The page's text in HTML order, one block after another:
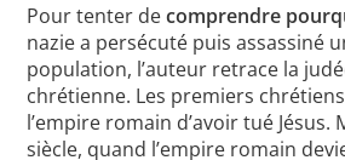
Pour tenter decomprendre
nazie a persécuté puis assassiné
population, l’auteur retrace la
chrétienne. Les premiers
l’empire romain d’avoir tué Jésus.
siècle, quand l’empire romain